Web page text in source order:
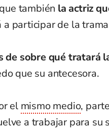
también la actriz
a participar de la
de sobre qué tratará
que su antecesora.
el mismo medio,
a trabajar para su